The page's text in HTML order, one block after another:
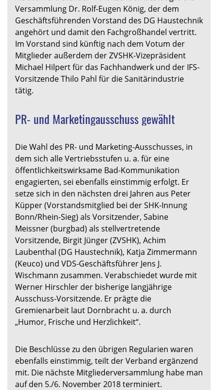
Versammlung Dr. Rolf-Eugen König, der dem
Geschäftsführenden Vorstand des DG Haustechnik
angehört und damit den Fachgroßhandel vertritt.
Im Vorstand sind künftig nach dem Votum der
Mitglieder außerdem der ZVSHK-Vizepräsident
Michael Hilpert für das Fachhandwerk und der IFS-
Vorsitzende Thilo Pahl für die Sanitärindustrie
tätig.
PR- und Marketingausschuss gewählt
Die Wahl des PR- und Marketing-Ausschusses, in
dem sich alle Vertriebsstufen u. a. für eine
öffentlichkeitswirksame Bad-Kommunikation
engagierten, sei ebenfalls einstimmig erfolgt. Er
setze sich in den nächsten drei Jahren aus Peter
Küpper (Vorstandsmitglied bei der SHK-Innung
Bonn/Rhein-Sieg) als Vorsitzender, Sabine
Meissner (burgbad) als stellvertretende
Vorsitzende, Birgit Jünger (ZVSHK), Achim
Laubenthal (DG Haustechnik), Katja Zimmermann
(Keuco) und VDS-Geschäftsführer Jens J.
Wischmann zusammen. Verabschiedet wurde mit
Werner Hirschler der bisherige langjährige
Ausschuss-Vorsitzende. Er prägte die
Gremienarbeit laut Dornbracht u. a. durch
„Humor, Frische und Herzlichkeit“.
Die Beschlüsse zu den übrigen Regularien waren
ebenfalls einstimmig, teilt der Verband ergänzend
mit. Die nächste Mitgliederversammlung habe man
auf den 5./6. November 2018 terminiert.